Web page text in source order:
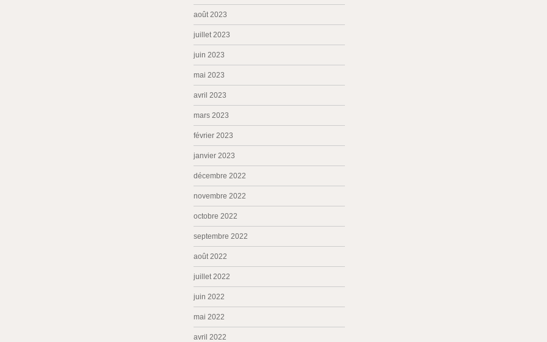
août 2023
juillet 2023
juin 2023
mai 2023
avril 2023
mars 2023
février 2023
janvier 2023
décembre 2022
novembre 2022
octobre 2022
septembre 2022
août 2022
juillet 2022
juin 2022
mai 2022
avril 2022